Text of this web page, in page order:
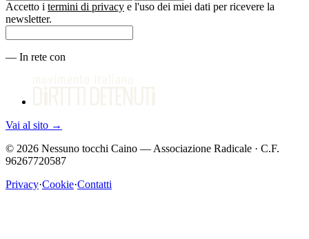
Accetto i termini di privacy e l'uso dei miei dati per ricevere la
newsletter.
— In rete con
Vai al sito →
© 2026 Nessuno tocchi Caino — Associazione Radicale · C.F.
96267720587
Privacy·Cookie·Contatti